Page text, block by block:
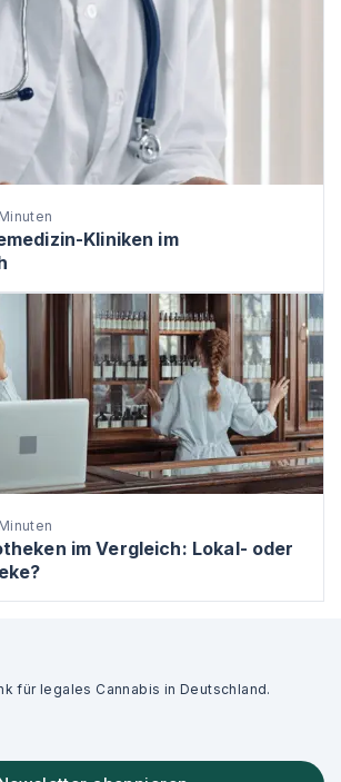
Kliniken im
im Vergleich: Lokal- oder
für legales Cannabis in Deutschland.